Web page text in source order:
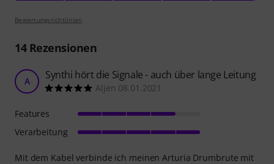
Bewertungsrichtlinien
14Rezensionen
A Synthi hört die Signale - auch über lange Leitung
Aljen 08.01.2021
Mit dem Kabel verbinde ich meinen Arturia Drumbrute mit
Features
Verarbeitung